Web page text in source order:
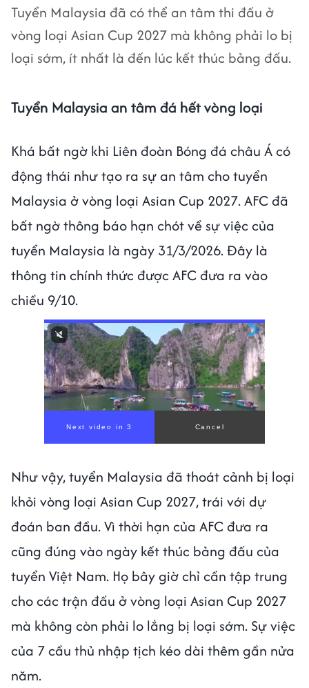
Tuyển Malaysia đã có thể an tâm thi đấu ở
vòng loại Asian Cup 2027 mà không phải lo bị
loại sớm, ít nhất là đến lúc kết thúc bảng đấu.
Tuyển Malaysia an tâm đá hết vòng loại
Khá bất ngờ khi Liên đoàn Bóng đá châu Á có
động thái như tạo ra sự an tâm cho tuyển
Malaysia ở vòng loại Asian Cup 2027. AFC đã
bất ngờ thông báo hạn chót về sự việc của
tuyển Malaysia là ngày 31/3/2026. Đây là
thông tin chính thức được AFC đưa ra vào
chiều 9/10.
Như vậy, tuyển Malaysia đã thoát cảnh bị loại
khỏi vòng loại Asian Cup 2027, trái với dự
đoán ban đầu. Vì thời hạn của AFC đưa ra
cũng đúng vào ngày kết thúc bảng đấu của
tuyển Việt Nam. Họ bây giờ chỉ cần tập trung
cho các trận đấu ở vòng loại Asian Cup 2027
mà không còn phải lo lắng bị loại sớm. Sự việc
của 7 cầu thủ nhập tịch kéo dài thêm gần nửa
năm.